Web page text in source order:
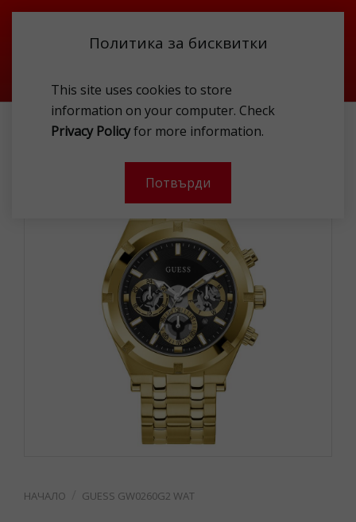
Политика за бисквитки
This site uses cookies to store
information on your computer. Check
Privacy Policyfor more information.
Потвърди
GUESS GW0260G2 WAT
GUESS GW0260G2 WAT